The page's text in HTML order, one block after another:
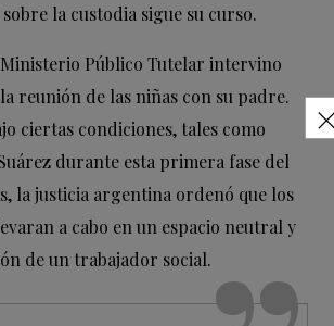
la custodia sigue su curso.
Público Tutelar intervino
reunión de las niñas con su padre.
ciertas condiciones, tales como
durante esta primera fase del
la justicia argentina ordenó que los
a cabo en un espacio neutral y
de un trabajador social.